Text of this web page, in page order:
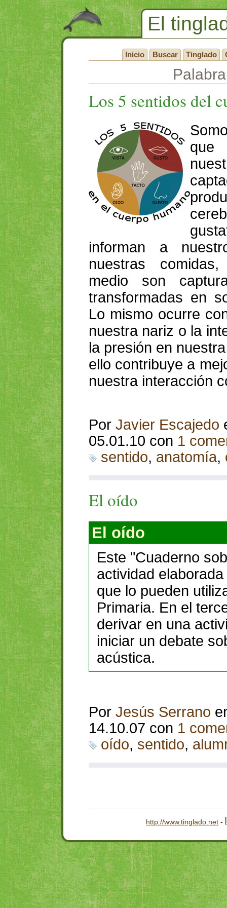
El
Inicio Buscar Tinglado
Los 5 sentidos del
informan a
nuestras
medio son
transformadas en
Lo mismo ocurre
nuestra nariz o la
la presión en
ello contribuye a
nuestra interacción
Por Javier Escajedo
05.01.10 con 1
sentido, anatomía,
El oído
El oído
Este "Cuaderno
actividad
que lo pueden
Primaria. En el
derivar en una
iniciar un debate
acústica.
Por Jesús Serrano
14.10.07 con 1
oído, sentido,
http://www.tinglado.net -